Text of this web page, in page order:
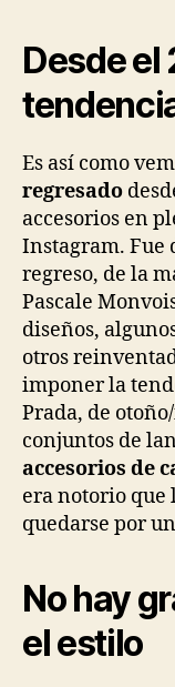
Desde el
Es así como
regresado
accesorios en
Instagram. Fue
regreso, de la
Pascale
diseños,
otros
imponer la
Prada, de
conjuntos de
accesorios de
era notorio
quedarse por
No hay
el estilo